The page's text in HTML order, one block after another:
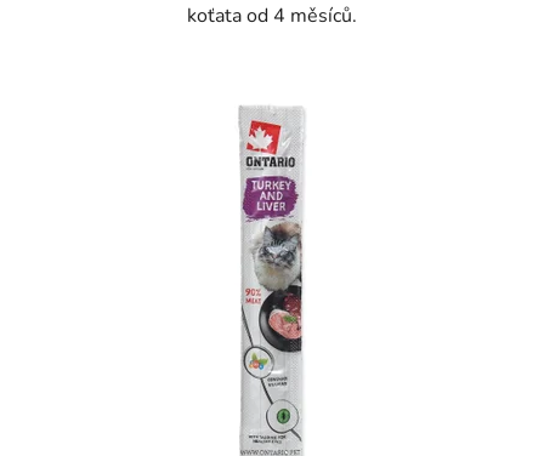
koťata od 4 měsíců.